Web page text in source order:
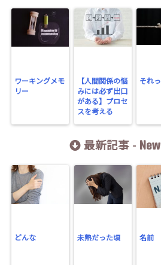
ワーキングメモ
リー
【人間関係の悩
みには必ず出口
がある】プロセ
スを考える
それ
最新記事 -
どんな 未熟だった頃 名前